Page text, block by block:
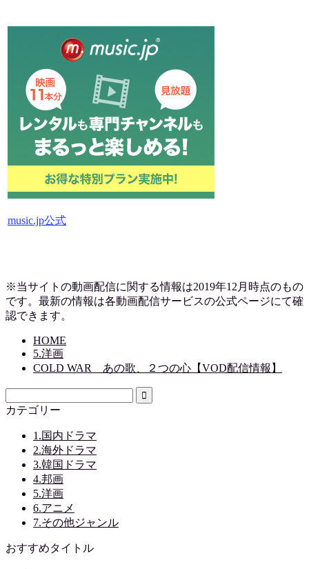
music.jp公式
※当サイトの動画配信に関する情報は2019年12月時点のもの
です。最新の情報は各動画配信サービスの公式ページにて確
認できます。
HOME
5.洋画
COLD WAR あの歌、２つの心【VOD配信情報】
カテゴリー
1.国内ドラマ
2.海外ドラマ
3.韓国ドラマ
4.邦画
5.洋画
6.アニメ
7.その他ジャンル
おすすめタイトル